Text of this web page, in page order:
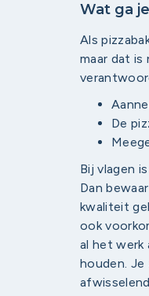
Wat ga
Als
maar dat is
De
Bij vlagen
Dan
kwaliteit
ook
al het werk
houden.